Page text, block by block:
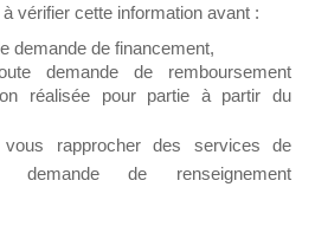
un forum dédié au support
de laisser un message
d’être
groupe
vérifier cette information avant :
demande de financement,
demande de remboursement
réalisée pour partie à partir du
rapprocher des services de
demande de renseignement